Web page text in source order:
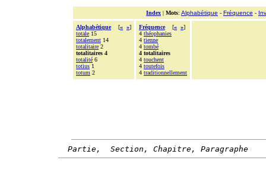
Index | Mots: Alphabétique - Fréquence -
Alphabétique [« »]
totale 15
totalement 14
totalitaire 2
totalitaires 4
totalité 6
totius 1
totum 2
Fréquence [« »]
4 théophanies
4 tienne
4 tombé
4 totalitaires
4 touchent
4 toutefois
4 traditionnellement
Partie,  Section, Chapitre, Paragraphe